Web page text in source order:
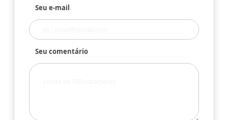
Seu e-mail
Seu comentário